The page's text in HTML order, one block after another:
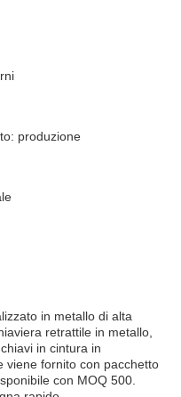
produzione
in metallo di alta
retrattile in metallo,
in cintura in
viene fornito con pacchetto
con MOQ 500.